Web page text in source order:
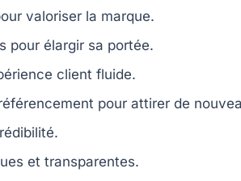
valoriser la marque.
pour élargir sa portée.
client fluide.
pour attirer de
et transparentes.